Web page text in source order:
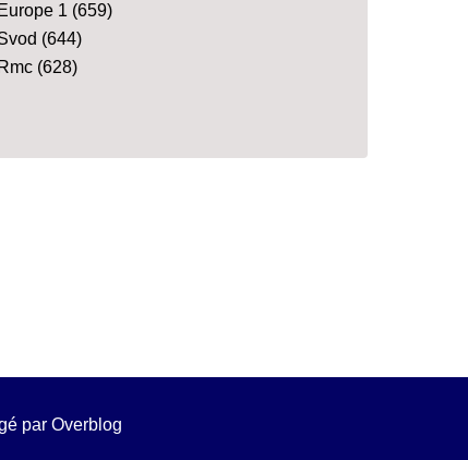
Europe 1 (659)
(644)
Rmc (628)
par Overblog